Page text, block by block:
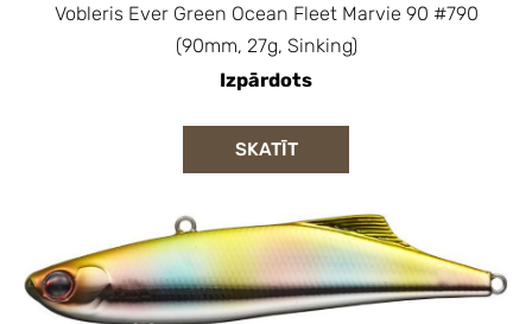
Vobleris Ever Green Ocean Fleet Marvie 90 #790
(90mm, 27g, Sinking)
Izpārdots
SKATĪT